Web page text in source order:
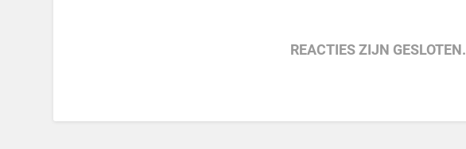
REACTIES ZIJN GESLOTEN.